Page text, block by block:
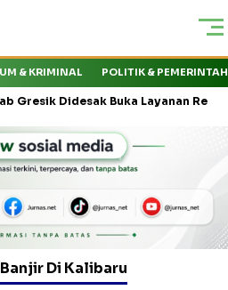
& KRIMINAL POLITIK &
Didesak Buka Layanan Reguler
Di Kalibaru